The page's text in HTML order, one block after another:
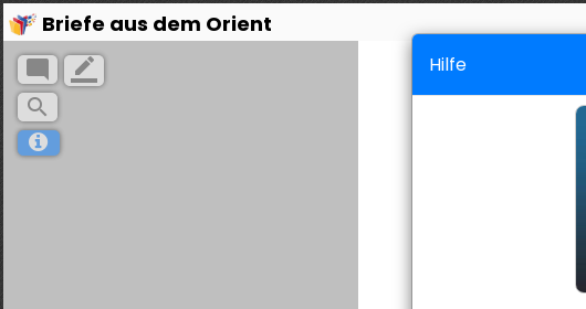
Hilfe
Briefe aus dem Orient
mode_comment
border_color
search